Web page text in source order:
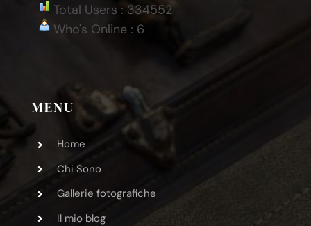
Total Users : 334552
Who's Online : 6
MENU
Home
Chi Sono
Gallerie fotografiche
Il mio blog